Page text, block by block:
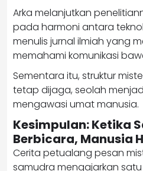
Arka melanjutkan
pada harmoni antara
menulis jurnal ilmiah yang
memahami komunikasi
Sementara itu, struktur
tetap dijaga, seolah
mengawasi umat manusia.
Kesimpulan: Ketika
Berbicara, Manusia
Cerita petualang pesan
samudra mengajarkan